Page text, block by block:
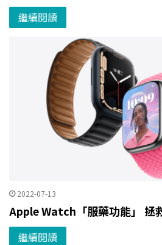
繼續閱讀
2022-07-13
Apple Watch「服藥功能」 拯
繼續閱讀